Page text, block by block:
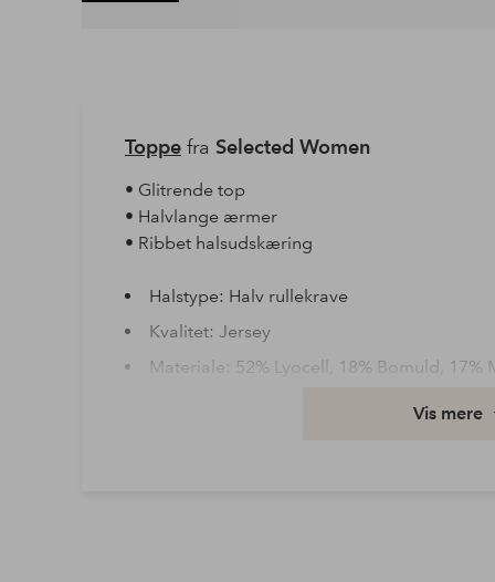
Toppefra Selected Women
• Glitrende top
• Halvlange ærmer
• Ribbet halsudskæring
Halstype: Halv rullekrave
Kvalitet: Jersey
Materiale: 52% Lyocell, 18% Bomuld, 17%
Vis mere